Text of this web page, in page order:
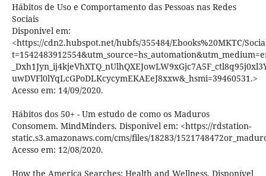
Hábitos de Uso e Comportamento das Pessoas nas Redes
Sociais
Disponivel em:
<https://cdn2.hubspot.net/hubfs/355484/Ebooks%20MKTC/
uwDVFl0lYqLcGPoDLKcycymEKAEeJ8xxw&_hsmi=39460531.>
Acesso em: 14/09/2020.
Hábitos dos 50+ - Um estudo de como os Maduros
Consomem. MindMinders. Disponivel em: <https://rdstation-
static.s3.amazonaws.com/cms/files/18283/
Acesso em: 12/08/2020.
How the America Searches: Health and Wellness. Disponível